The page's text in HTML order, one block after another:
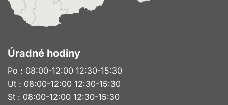
Úradné hodiny
Po : 08:00-12:00 12:30-15:30
Ut : 08:00-12:00 12:30-15:30
St : 08:00-12:00 12:30-15:30